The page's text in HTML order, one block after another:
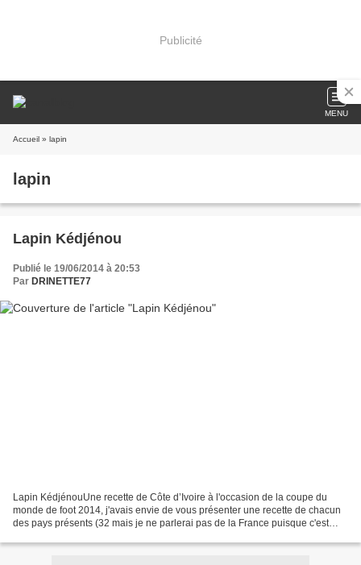
Publicité
MENU
Accueil » lapin
lapin
Lapin Kédjénou
Publié le 19/06/2014 à 20:53
Par DRINETTE77
Lapin KédjénouUne recette de Côte d’Ivoire à l'occasion de la coupe du
monde de foot 2014, j'avais envie de vous présenter une recette de chacun
des pays présents (32 mais je ne parlerai pas de la France puisque c'est